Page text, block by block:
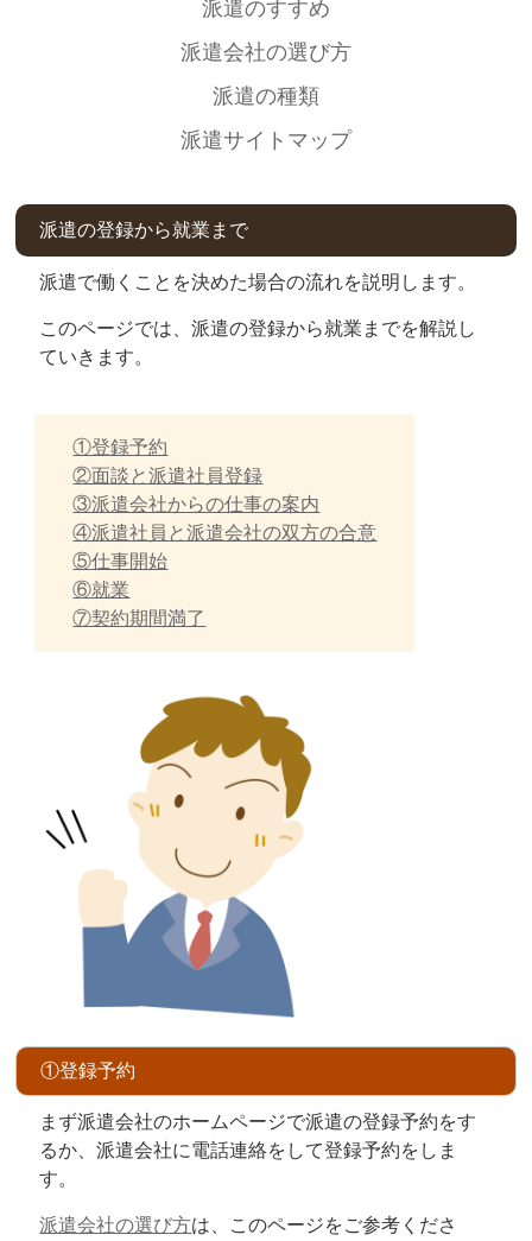
派遣のすすめ
派遣会社の選び方
派遣の種類
派遣サイトマップ
派遣の登録から就業まで
派遣で働くことを決めた場合の流れを説明します。
このページでは、派遣の登録から就業までを解説し
ていきます。
①登録予約
②面談と派遣社員登録
③派遣会社からの仕事の案内
④派遣社員と派遣会社の双方の合意
⑤仕事開始
⑥就業
⑦契約期間満了
①登録予約
まず派遣会社のホームページで派遣の登録予約をす
るか、派遣会社に電話連絡をして登録予約をしま
す。
派遣会社の選び方は、このページをご参考くださ